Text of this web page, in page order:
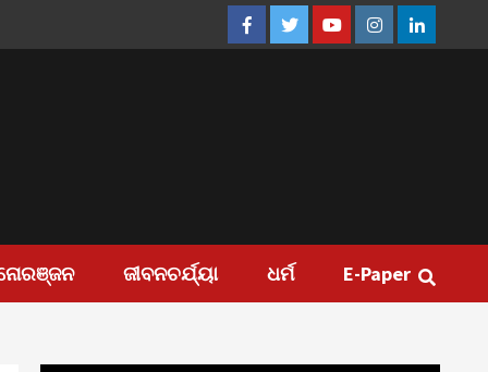
FacebookTwitterYoutubeInstagramLinkedin
ଜୀବନଚର୍ଯ୍ୟା ଧର୍ମ E-Paper